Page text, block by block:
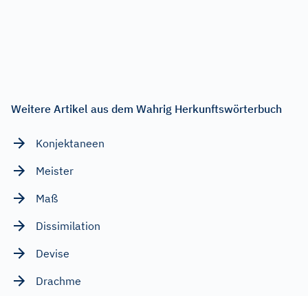
Weitere Artikel aus dem Wahrig Herkunftswörterbuch
Konjektaneen
Meister
Maß
Dissimilation
Devise
Drachme